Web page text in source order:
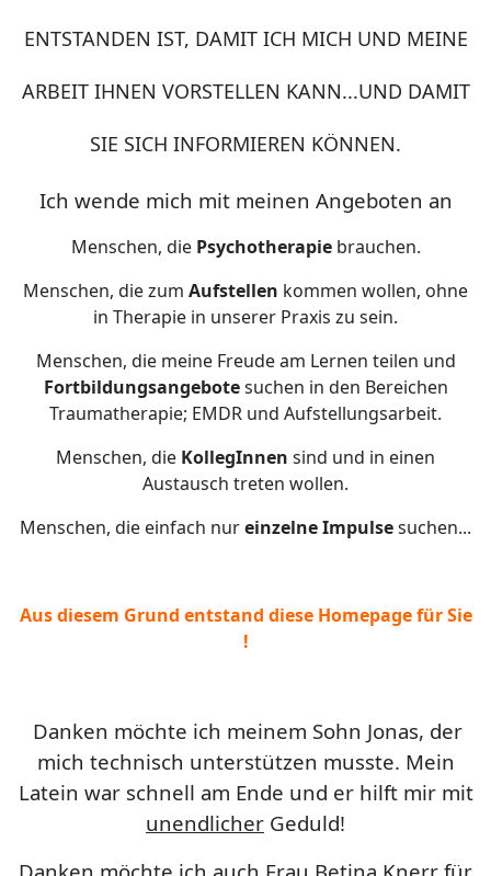
ENTSTANDEN IST, DAMIT ICH MICH UND MEINE
ARBEIT IHNEN VORSTELLEN KANN...UND DAMIT
SIE SICH INFORMIEREN KÖNNEN.
Ich wende mich mit meinen Angeboten an
Menschen, die Psychotherapiebrauchen.
Menschen, die zum Aufstellen kommen wollen, ohne
in Therapie in unserer Praxis zu sein.
Menschen, die meine Freude am Lernen teilen und
Fortbildungsangebotesuchen in den Bereichen
Traumatherapie; EMDR und Aufstellungsarbeit.
Menschen, die KollegInnen sind und in einen
Austausch treten wollen.
Menschen, die einfach nureinzelne Impulsesuchen...
Aus diesem Grund entstand diese Homepage für Sie
!
Danken möchte ich meinem Sohn Jonas, der
mich technisch unterstützen musste. Mein
Latein war schnell am Ende und er hilft mir mit
unendlicher Geduld!